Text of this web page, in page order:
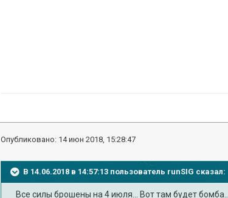
Опубликовано: 14 июн 2018, 15:28:47
В 14.06.2018 в 14:57:13 пользователь runSIG сказал:
Все силы брошены на 4 июля... Вот там будет бомба...